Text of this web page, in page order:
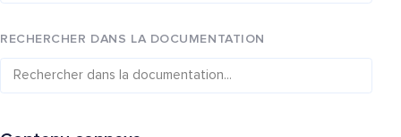
RECHERCHER DANS LA DOCUMENTATION